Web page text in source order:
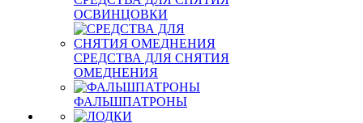
ОСВИНЦОВКИ
СРЕДСТВА ДЛЯ СНЯТИЯ
ОМЕДНЕНИЯ
ФАЛЬШПАТРОНЫ